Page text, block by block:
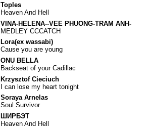
Toples
Heaven And Hell
VINA-HELENA--VEE PHUONG-TRAM ANH-
MEDLEY CCCATCH
Lora(ex wassabi)
Cause you are young
ONU BELLA
Backseat of your Cadillac
Krzysztof Cieciuch
I can lose my heart tonight
Soraya Arnelas
Soul Survivor
ШИРБЭТ
Heaven And Hell